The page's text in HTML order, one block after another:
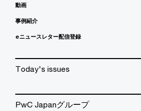
動画
事例紹介
eニュースレター配信登録
Today's issues
PwC Japanグループ